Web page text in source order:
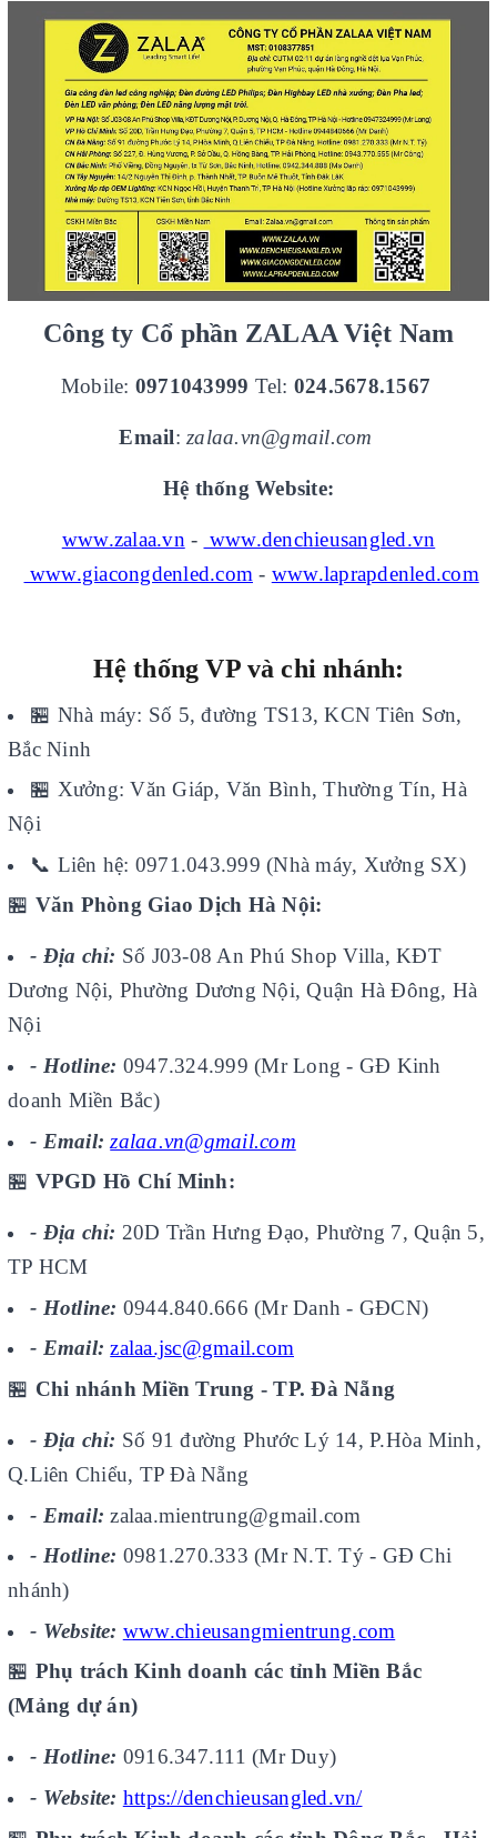
Công ty Cổ phần ZALAA Việt Nam
Mobile: 0971043999 Tel: 024.5678.1567
Email: zalaa.vn@gmail.com
Hệ thống Website:
www.zalaa.vn - www.denchieusangled.vn
www.giacongdenled.com - www.laprapdenled.com
Hệ thống VP và chi nhánh:
🏪 Nhà máy: Số 5, đường TS13, KCN Tiên Sơn,
Bắc Ninh
🏪 Xưởng: Văn Giáp, Văn Bình, Thường Tín, Hà
Nội
📞 Liên hệ: 0971.043.999 (Nhà máy, Xưởng SX)
🏪 Văn Phòng Giao Dịch Hà Nội:
- Địa chỉ: Số J03-08 An Phú Shop Villa, KĐT
Dương Nội, Phường Dương Nội, Quận Hà Đông, Hà
Nội
- Hotline: 0947.324.999 (Mr Long - GĐ Kinh
doanh Miền Bắc)
- Email: zalaa.vn@gmail.com
🏪 VPGD Hồ Chí Minh:
- Địa chỉ: 20D Trần Hưng Đạo, Phường 7, Quận 5,
TP HCM
- Hotline: 0944.840.666 (Mr Danh - GĐCN)
- Email: zalaa.jsc@gmail.com
🏪 Chi nhánh Miền Trung - TP. Đà Nẵng
- Địa chỉ: Số 91 đường Phước Lý 14, P.Hòa Minh,
Q.Liên Chiểu, TP Đà Nẵng
- Email: zalaa.mientrung@gmail.com
- Hotline: 0981.270.333 (Mr N.T. Tý - GĐ Chi
nhánh)
- Website: www.chieusangmientrung.com
🏪 Phụ trách Kinh doanh các tỉnh Miền Bắc
(Mảng dự án)
- Hotline: 0916.347.111 (Mr Duy)
- Website: https://denchieusangled.vn/